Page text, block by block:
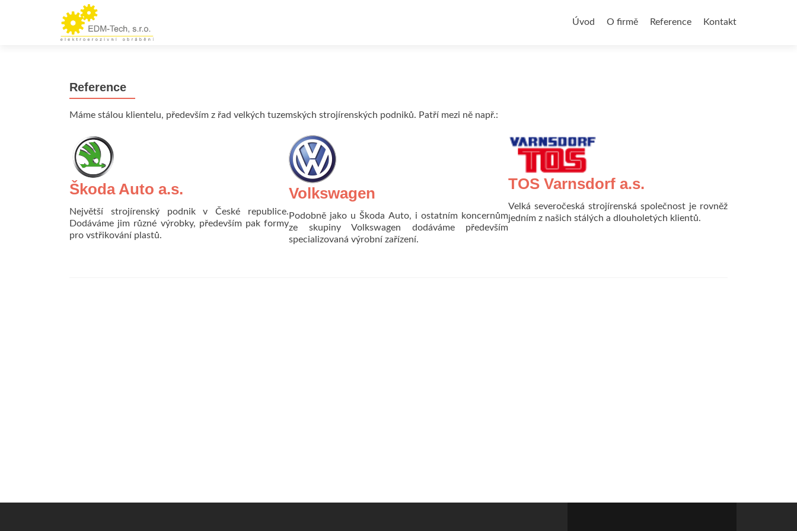
k
Úvod O firmě Reference Kontakt
Reference
Máme stálou klientelu, především z řad velkých tuzemských strojírenských podniků. Patří mezi ně např.:
Škoda Auto a.s.
Největší strojírenský podnik v České republice.
Dodáváme jim různé výrobky, především pak formy
pro vstřikování plastů.
Volkswagen
Podobně jako u Škoda Auto, i ostatním koncernům
ze skupiny Volkswagen dodáváme především
specializovaná výrobní zařízení.
TOS Varnsdorf a.s.
Velká severočeská strojírenská společnost je rovněž
jedním z našich stálých a dlouholetých klientů.